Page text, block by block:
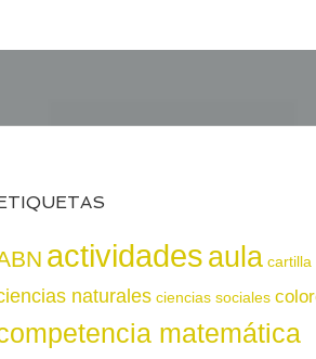
actividadesaula cartilla
naturales ciencias sociales
matemática